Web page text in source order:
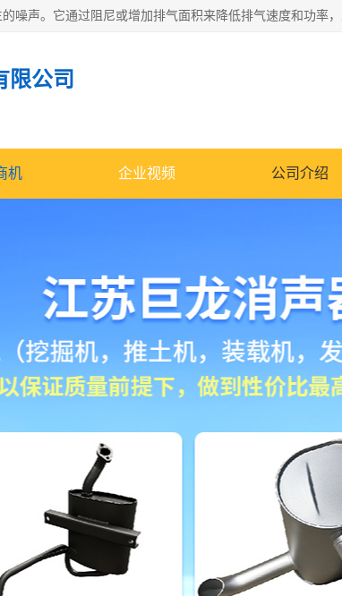
限公司
机 企业视频 公司介绍